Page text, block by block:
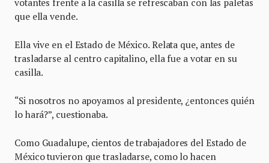
que ella vende.
Ella vive en el Estado de México. Relata que, antes de
trasladarse al centro capitalino, ella fue a votar en su
casilla.
“Si nosotros no apoyamos al presidente, ¿entonces quién
lo hará?”, cuestionaba.
Como Guadalupe, cientos de trabajadores del Estado de
México tuvieron que trasladarse, como lo hacen